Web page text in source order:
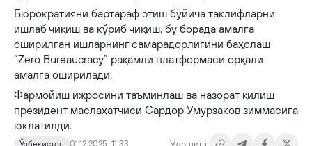
Бюрократияни бартараф этиш бўйича таклифларни
ишлаб чиқиш ва кўриб чиқиш, бу борада амалга
оширилган ишларнинг самарадорлигини баҳолаш
“Zero Bureaucracy” рақамли платформаси орқали
амалга оширилади.
Фармойиш ижросини таъминлаш ва назорат қилиш
президент маслаҳатчиси Сардор Умурзаков зиммасига
юклатилди.
Ўзбекистон 01.12.2025, 11:33